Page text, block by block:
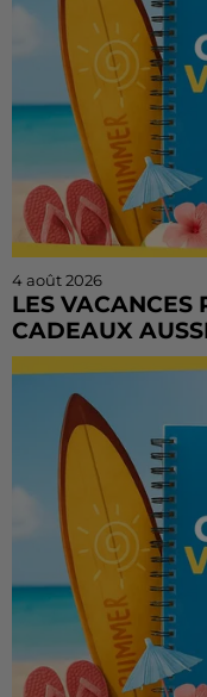
4 août 2026
LES VACANCES
CADEAUX
L'été file à toute
sur Radio Intensité